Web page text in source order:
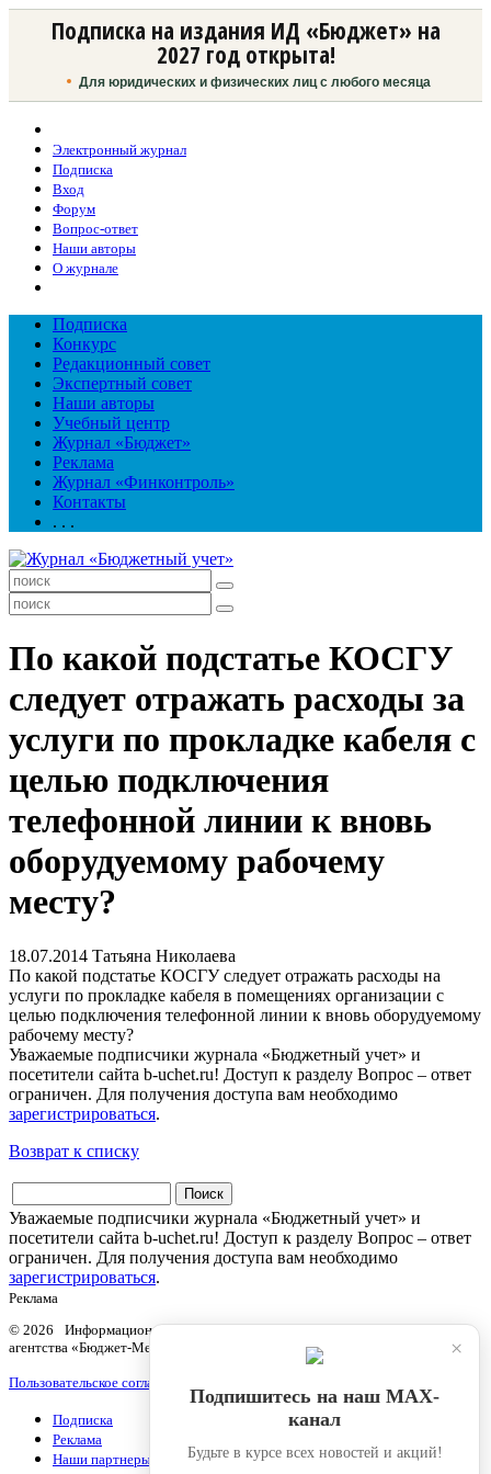
Подписка на издания ИД «Бюджет» на
2027 год открыта!
Для юридических и физических лиц с любого месяца
Электронный журнал
Подписка
Вход
Форум
Вопрос-ответ
Наши авторы
О журнале
Подписка
Конкурс
Редакционный совет
Экспертный совет
Наши авторы
Учебный центр
Журнал «Бюджет»
Реклама
Журнал «Финконтроль»
Контакты
. . .
По какой подстатье КОСГУ
следует отражать расходы за
услуги по прокладке кабеля с
целью подключения
телефонной линии к вновь
оборудуемому рабочему
месту?
18.07.2014 Татьяна Николаева
По какой подстатье КОСГУ следует отражать расходы на
услуги по прокладке кабеля в помещениях организации с
целью подключения телефонной линии к вновь оборудуемому
рабочему месту?
Уважаемые подписчики журнала «Бюджетный учет» и
посетители сайта b-uchet.ru! Доступ к разделу Вопрос – ответ
ограничен. Для получения доступа вам необходимо
зарегистрироваться.
Возврат к списку
Уважаемые подписчики журнала «Бюджетный учет» и
посетители сайта b-uchet.ru! Доступ к разделу Вопрос – ответ
ограничен. Для получения доступа вам необходимо
зарегистрироваться.
Реклама
© 2026 Информационный продукт «Бюджетный учет» информационного
агентства «Бюджет-Медиа»
Пользовательское соглашение
Подписка
Реклама
Наши партнеры
×
Подпишитесь на наш МАХ-
канал
Будьте в курсе всех новостей и акций!